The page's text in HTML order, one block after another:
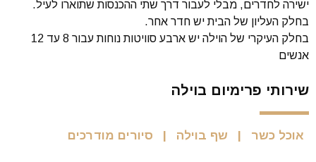
ישירה לחדרים, מבלי לעבור דרך שתי ההכנסות שתוארו לעיל.
בחלק העליון של הבית יש חדר אחר.
בחלק העיקרי של הוילה יש ארבע סוויטות נוחות עבור 8 עד 12
אנשים
שירותי פרימיום בוילה
אוכל כשר שף בוילה סיורים מודרכים